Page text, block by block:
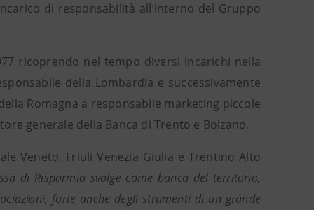
di responsabilità all’interno del Gruppo
ricoprendo nel tempo diversi incarichi nella
della Lombardia e successivamente
Romagna a responsabile marketing piccole
generale della Banca di Trento e Bolzano.
Veneto, Friuli Venezia Giulia e Trentino Alto
di Risparmio svolge come banca del territorio,
forte anche degli strumenti di un grande